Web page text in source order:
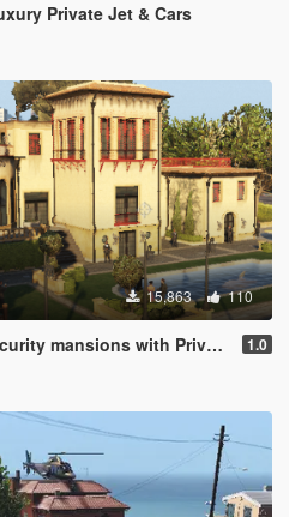
Private Jet & Cars
15,863 110
, Own tennis court , Swimming pool , Jacussi !! 1.0